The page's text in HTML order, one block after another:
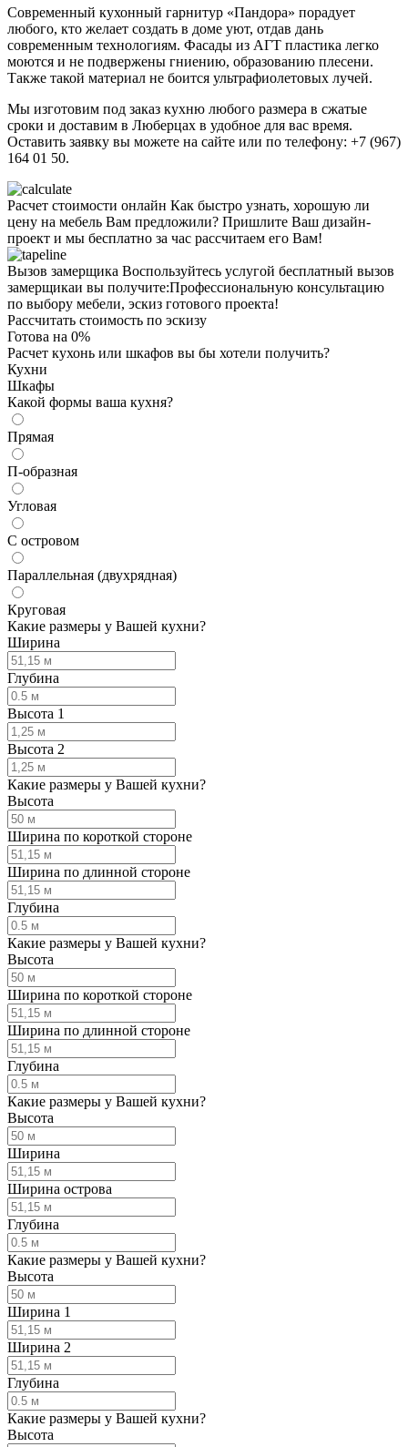
Современный кухонный гарнитур «Пандора» порадует
любого, кто желает создать в доме уют, отдав дань
современным технологиям. Фасады из АГТ пластика легко
моются и не подвержены гниению, образованию плесени.
Также такой материал не боится ультрафиолетовых лучей.
Мы изготовим под заказ кухню любого размера в сжатые
сроки и доставим в Люберцах в удобное для вас время.
Оставить заявку вы можете на сайте или по телефону: +7 (967)
164 01 50.
Расчет стоимости онлайн Как быстро узнать, хорошую ли
цену на мебель Вам предложили? Пришлите Ваш дизайн-
проект и мы бесплатно за час рассчитаем его Вам!
Вызов замерщика Воспользуйтесь услугой бесплатный вызов
замерщикаи вы получите:Профессиональную консультацию
по выбору мебели, эскиз готового проекта!
Рассчитать стоимость по эскизу
Готова на 0%
Расчет кухонь или шкафов вы бы хотели получить?
Кухни
Шкафы
Какой формы ваша кухня?
Прямая
П-образная
Угловая
С островом
Параллельная (двухрядная)
Круговая
Какие размеры у Вашей кухни?
Ширина
Глубина
Высота 1
Высота 2
Какие размеры у Вашей кухни?
Высота
Ширина по короткой стороне
Ширина по длинной стороне
Глубина
Какие размеры у Вашей кухни?
Высота
Ширина по короткой стороне
Ширина по длинной стороне
Глубина
Какие размеры у Вашей кухни?
Высота
Ширина
Ширина острова
Глубина
Какие размеры у Вашей кухни?
Высота
Ширина 1
Ширина 2
Глубина
Какие размеры у Вашей кухни?
Высота